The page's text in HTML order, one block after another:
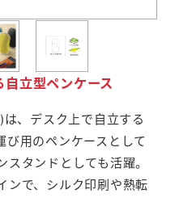
ッシュ本舗
舗
本舗
ッシュ本舗
立型ペンケース
、デスク上で自立する
び用のペンケースとして
タンドとしても活躍。
ンで、シルク印刷や熱転